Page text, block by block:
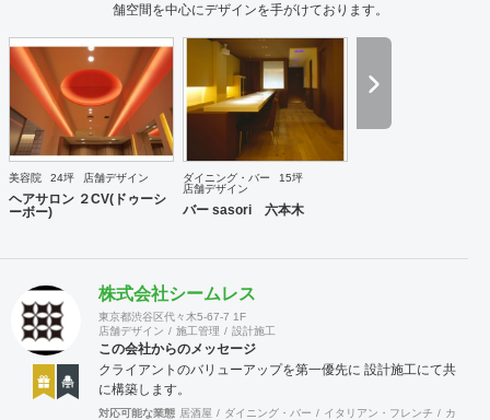
舗空間を中心にデザインを手がけております。
美容院 24坪 店舗デザイン
ヘアサロン ２CV(ドゥーシ
ーボー)
ダイニング・バー
15坪
店舗デザイン
バー sasori 六本木
株式会社シームレス
東京都渋谷区代々木5-67-7 1F
店舗デザイン
施工管理 設計施工
この会社からのメッセージ
クライアントのバリューアップを第一優先に 設計施工にて共
に構築します。
対応可能な業態 居酒屋 ダイニング・バー イタリアン・フレンチ カフェ